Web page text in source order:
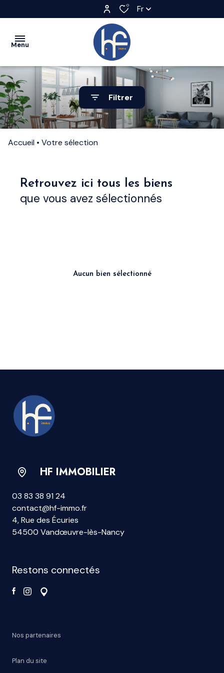
0 Fr
Menu
accueil
achat
location
qui
sommes
nous?
Filtrer
Accueil Votre sélection
Retrouvez ici tous les biens
que vous avez sélectionnés
Aucun bien sélectionné
HF IMMOBILIER
03 83 38 91 24
contact@hf-immo.fr
4, Rue des Écuries
54500 Vandœuvre-lès-Nancy
restons connectés
Nos partenaires
Plan du site